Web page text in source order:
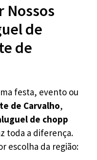
Nossos
de
de
festa, evento ou
de Carvalho,
de chopp
toda a diferença.
escolha da região: